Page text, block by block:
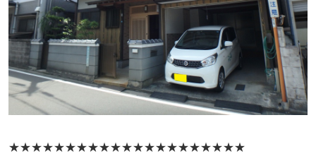
★★★★★★★★★★★★★★★★★★★★★